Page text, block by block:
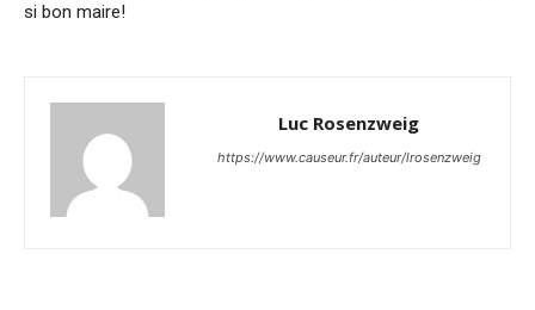
si bon maire!
Luc Rosenzweig
https://www.causeur.fr/auteur/lrosenzweig